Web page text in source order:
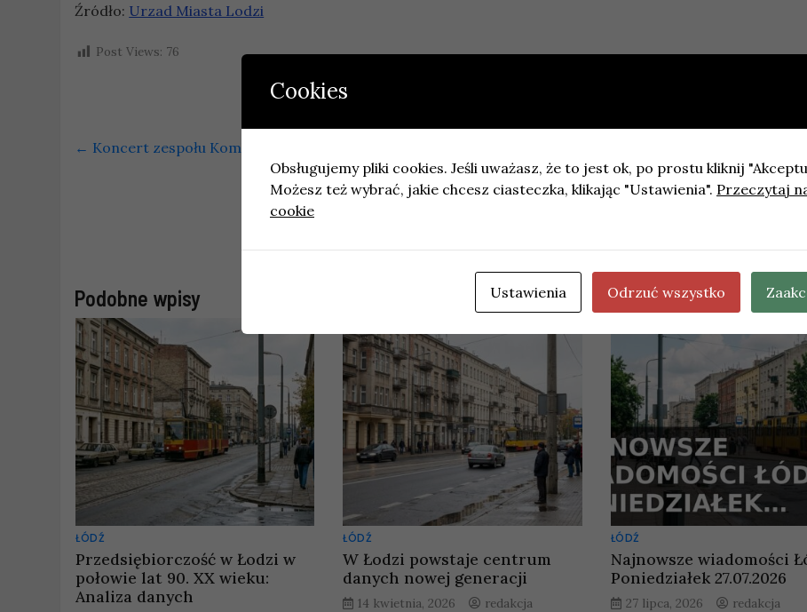
Źródło: Urzad Miasta Lodzi
Post Views: 76
← Koncert zespołu Kombii i Mazowsza we Wrocławiu
Utrudnienia na autostradzie A4 pod Wrocławiem. Kolizja z udziałem pięciu
Podobne wpisy
ŁÓDŹ
Przedsiębiorczość w Łodzi w
połowie lat 90. XX wieku:
Analiza danych
ŁÓDŹ
W Łodzi powstaje centrum
danych nowej generacji
14 kwietnia, 2026 redakcja
ŁÓDŹ
Najnowsze wiadomości
Poniedziałek 27.07.2026
27 lipca, 2026 redakcja
Cookies
Obsługujemy pliki cookies. Jeśli uważasz, że to jest ok, po prostu kliknij
Możesz też wybrać, jakie chcesz ciasteczka, klikając "Ustawienia". Przeczytaj
cookie
Ustawienia Odrzuć wszystko